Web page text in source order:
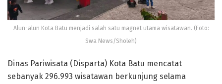
Alun-alun Kota Batu menjadi salah satu magnet utama wisatawan. (Foto:
Swa News/Sholeh)
Dinas Pariwisata (Disparta) Kota Batu mencatat
sebanyak 296.993 wisatawan berkunjung selama